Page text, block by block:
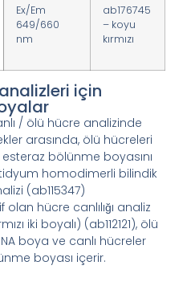
Ex/Em
649/660
nm
ab176745
– koyu
kırmızı
için
/ ölü hücre analizinde
arasında, ölü hücreleri
bölünme boyasını
homodimerli bilindik
(ab115347)
hücre canlılığı analiz
iki boyalı) (ab112121), ölü
boya ve canlı hücreler
boyası içerir.